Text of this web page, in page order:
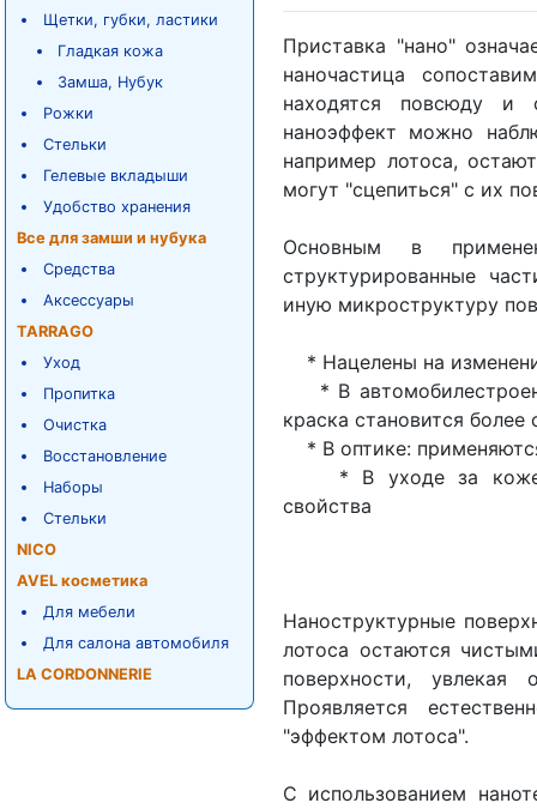
Щетки, губки, ластики
Гладкая кожа
Замша, Нубук
Рожки
Стельки
Гелевые вкладыши
Удобство хранения
Все для замши и нубука
Средства
Аксессуары
TARRAGO
Уход
Пропитка
Очистка
Восстановление
Наборы
Стельки
NICO
AVEL косметика
Для мебели
Для салона автомобиля
LA CORDONNERIE
Приставка "нано"
наночастица
находятся повсюду и
наноэффект можно
например лотоса,
могут "сцепиться" с их
Основным в
структурированные
иную микроструктуру
* Нацелены на
* В
краска становится
* В оптике:
* В уходе за кожей:
свойства
Наноструктурные
лотоса остаются
поверхности, увлекая
Проявляется
"эффектом лотоса".
С использованием